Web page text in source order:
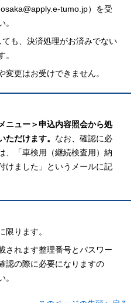
tumo.jp）を受
。
も、決済処理がお済みでない
。
更はお受けできません。
ニュー＞申込内容照会から処
ただけます。 なお、確認に必
、「車検用（継続検査用）納
けました」というメールに記
限ります。
されます整理番号とパスワー
認の際に必要になりますの
。